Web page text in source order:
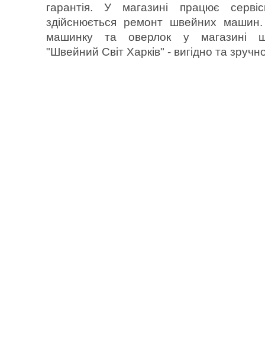
гарантія. У магазині працює
здійснюється ремонт швейних
машинку та оверлок у магазині
"Швейний Світ Харків" - вигідно та